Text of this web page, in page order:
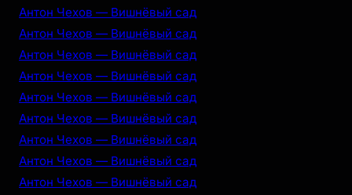
Антон Чехов — Вишнёвый сад
Антон Чехов — Вишнёвый сад
Антон Чехов — Вишнёвый сад
Антон Чехов — Вишнёвый сад
Антон Чехов — Вишнёвый сад
Антон Чехов — Вишнёвый сад
Антон Чехов — Вишнёвый сад
Антон Чехов — Вишнёвый сад
Антон Чехов — Вишнёвый сад